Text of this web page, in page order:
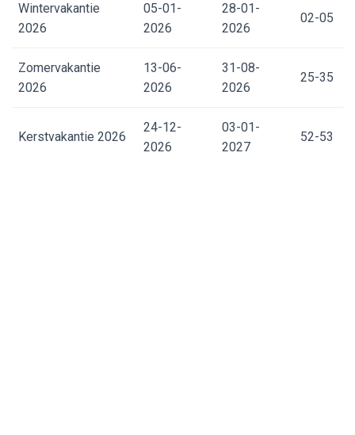
Wintervakantie
2026
05-01-
2026
28-01-
2026
02-05
Zomervakantie
2026
13-06-
2026
31-08-
2026
25-35
Kerstvakantie 2026
24-12-
2026
03-01-
2027
52-53